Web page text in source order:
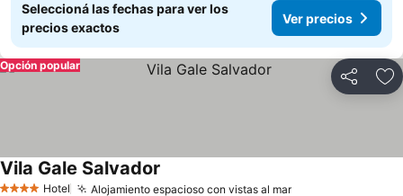
Seleccioná las fechas para ver los
precios exactos
Ver precios
Compartir
Opción popular
Hotel Alojamiento espacioso con vistas al marVer precios
Vila Gale Salvador